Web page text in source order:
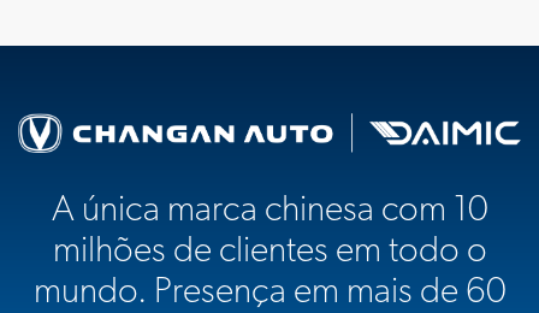
A única marca chinesa com 10
milhões de clientes em todo o
mundo. Presença em mais de 60